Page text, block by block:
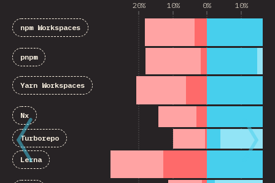
20% 10% 0% 10%
npm Workspaces
pnpm
Yarn Workspaces
Nx
Turborepo
Lerna